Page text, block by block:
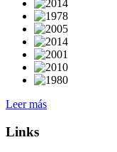
Leer más
Links